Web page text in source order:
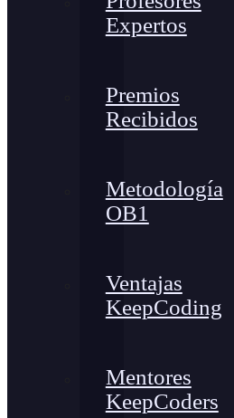
Expertos
Premios
Recibidos
Metodología
OB1
Ventajas
KeepCoding
Mentores
KeepCoders